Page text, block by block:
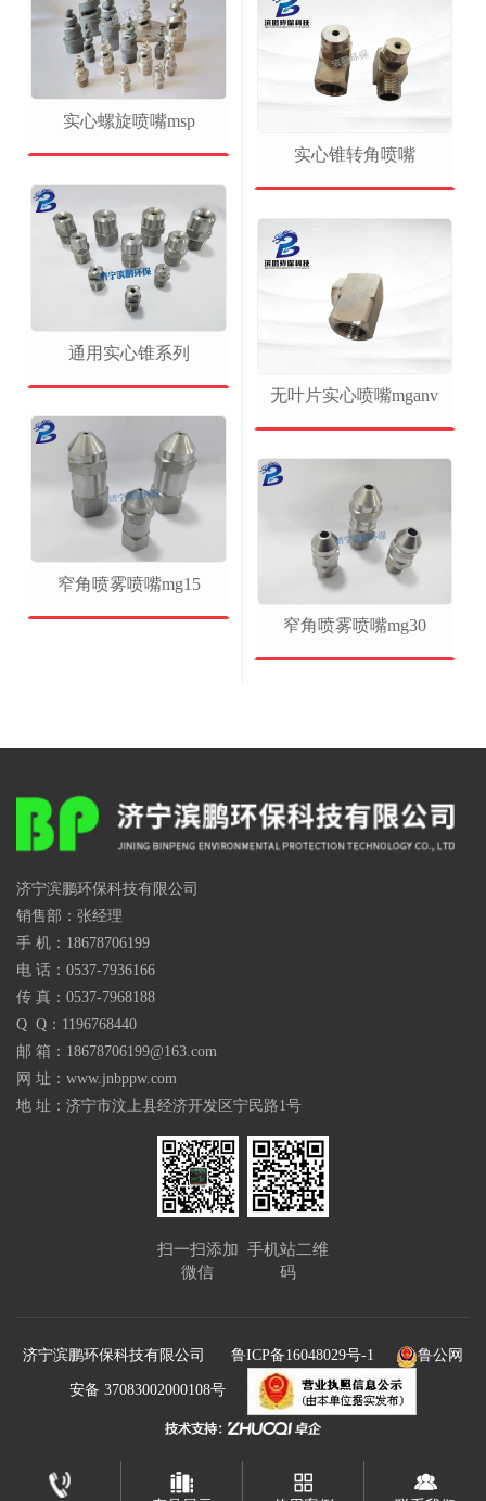
实心螺旋喷嘴msp
通用实心锥系列
窄角喷雾喷嘴mg15
实心锥转角喷嘴
无叶片实心喷嘴mganv
窄角喷雾喷嘴mg30
济宁滨鹏环保科技有限公司
销售部：张经理
手 机：18678706199
电 话：0537-7936166
传 真：0537-7968188
Q Q：1196768440
邮 箱：18678706199@163.com
网 址：www.jnbppw.com
地 址：济宁市汶上县经济开发区宁民路1号
扫一扫添加
微信
手机站二维
码
济宁滨鹏环保科技有限公司 鲁ICP备16048029号-1 鲁公网
安备 37083002000108号